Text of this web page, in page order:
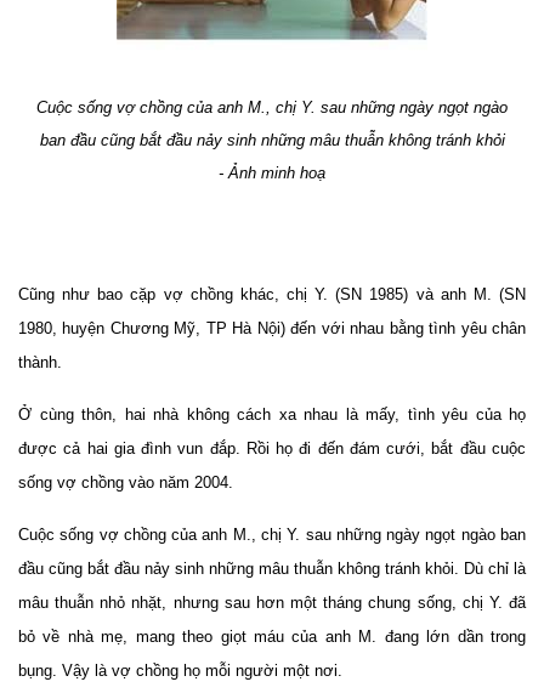
Cuộc sống vợ chồng của anh M., chị Y. sau những ngày ngọt ngào
ban đầu cũng bắt đầu nảy sinh những mâu thuẫn không tránh khỏi
- Ảnh minh hoạ
Cũng như bao cặp vợ chồng khác, chị Y. (SN 1985) và anh M. (SN
1980, huyện Chương Mỹ, TP Hà Nội) đến với nhau bằng tình yêu chân
thành.
Ở cùng thôn, hai nhà không cách xa nhau là mấy, tình yêu của họ
được cả hai gia đình vun đắp. Rồi họ đi đến đám cưới, bắt đầu cuộc
sống vợ chồng vào năm 2004.
Cuộc sống vợ chồng của anh M., chị Y. sau những ngày ngọt ngào ban
đầu cũng bắt đầu nảy sinh những mâu thuẫn không tránh khỏi. Dù chỉ là
mâu thuẫn nhỏ nhặt, nhưng sau hơn một tháng chung sống, chị Y. đã
bỏ về nhà mẹ, mang theo giọt máu của anh M. đang lớn dần trong
bụng. Vậy là vợ chồng họ mỗi người một nơi.